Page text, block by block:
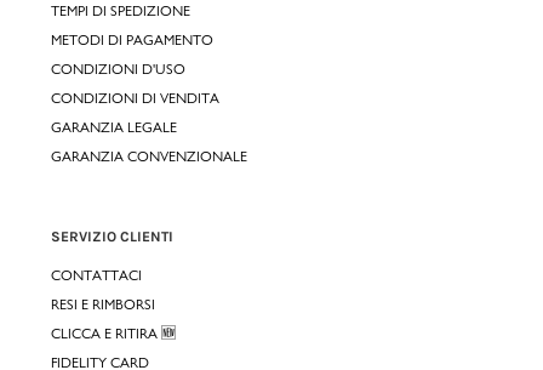
TEMPI DI SPEDIZIONE
METODI DI PAGAMENTO
CONDIZIONI D'USO
CONDIZIONI DI VENDITA
GARANZIA LEGALE
GARANZIA CONVENZIONALE
SERVIZIO CLIENTI
CONTATTACI
RESI E RIMBORSI
CLICCA E RITIRA 🆕
FIDELITY CARD